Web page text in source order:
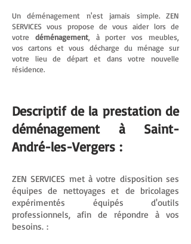
Un déménagement n'est jamais simple. ZEN
SERVICES vous propose de vous aider lors de
votre déménagement, à porter vos meubles,
vos cartons et vous décharge du ménage sur
votre lieu de départ et dans votre nouvelle
résidence.
Descriptif de la prestation de
déménagement à Saint-
André-les-Vergers :
ZEN SERVICES met à votre disposition ses
équipes de nettoyages et de bricolages
expérimentés équipés d'outils
professionnels, afin de répondre à vos
besoins. :